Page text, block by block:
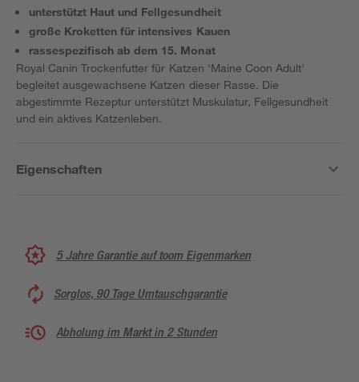
unterstützt Haut und Fellgesundheit
große Kroketten für intensives Kauen
rassespezifisch ab dem 15. Monat
Royal Canin Trockenfutter für Katzen 'Maine Coon Adult'
begleitet ausgewachsene Katzen dieser Rasse. Die
abgestimmte Rezeptur unterstützt Muskulatur, Fellgesundheit
und ein aktives Katzenleben.
Eigenschaften
5 Jahre Garantie auf toom Eigenmarken
Sorglos, 90 Tage Umtauschgarantie
Abholung im Markt in 2 Stunden